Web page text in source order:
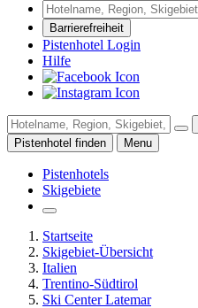
Barrierefreiheit
Pistenhotel Login
Hilfe
Pistenhotel finden
Menu
Pistenhotels
Skigebiete
Startseite
Skigebiet-Übersicht
Italien
Trentino-Südtirol
Ski Center Latemar